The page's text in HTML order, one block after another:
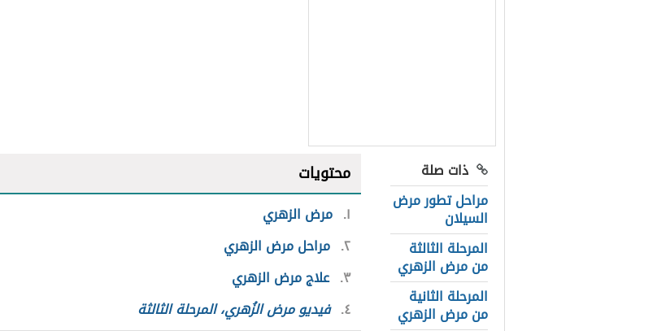
ذات صلة
مراحل تطور مرض
السيلان
المرحلة الثالثة
من مرض الزهري
المرحلة الثانية
من مرض الزهري
محتويات
١ مرض الزهري
٢ مراحل مرض الزهري
٣ علاج مرض الزهري
٤ فيديو مرض الزُهري، المرحلة الثالثة